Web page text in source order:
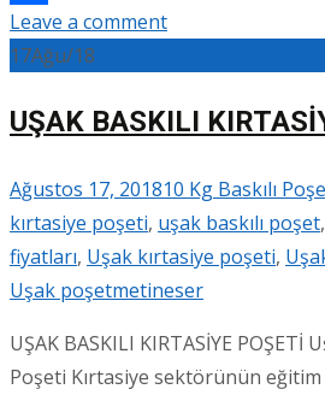
Share
Leave a comment
17Ağu/18
UŞAK BASKILI
Ağustos 17, 201810 Kg Baskılı
kırtasiye poşeti, uşak baskılı poşet,
fiyatları, Uşak kırtasiye poşeti,
Uşak poşetmetineser
UŞAK BASKILI KIRTASİYE POŞETİ
Poşeti Kırtasiye sektörünün